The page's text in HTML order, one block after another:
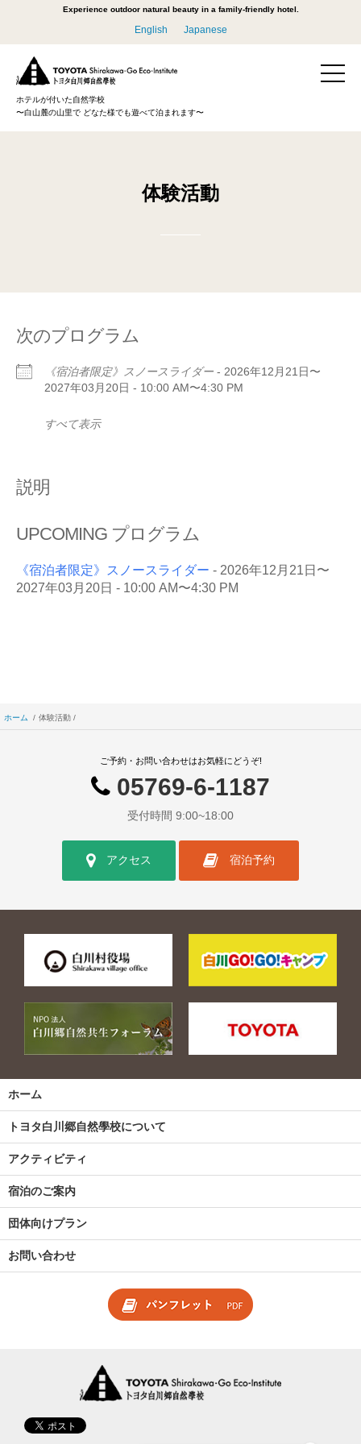
Experience outdoor natural beauty in a family-friendly hotel.
English Japanese
ホテルが付いた自然学校
〜白山麓の山里で どなた様でも遊べて泊まれます〜
体験活動
次のプログラム
《宿泊者限定》スノースライダー - 2026年12月21日〜
2027年03月20日 - 10:00 AM〜4:30 PM
すべて表示
説明
UPCOMING プログラム
《宿泊者限定》スノースライダー - 2026年12月21日〜
2027年03月20日 - 10:00 AM〜4:30 PM
ホーム 体験活動
ご予約・お問い合わせはお気軽にどうぞ!
05769-6-1187
受付時間 9:00~18:00
アクセス 宿泊予約
ホーム
トヨタ白川郷自然學校について
アクティビティ
宿泊のご案内
団体向けプラン
お問い合わせ